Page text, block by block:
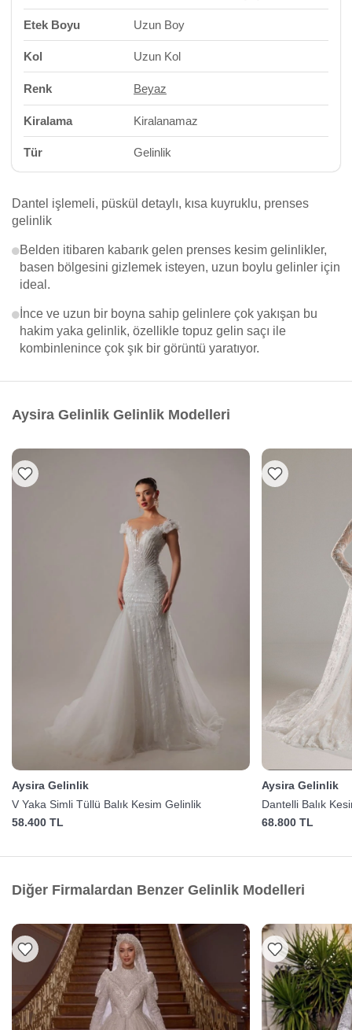
Etek Boyu Uzun Boy
Kol Uzun Kol
Renk Beyaz
Kiralama Kiralanamaz
Tür Gelinlik
Dantel işlemeli, püskül detaylı, kısa kuyruklu, prenses
gelinlik
Belden itibaren kabarık gelen prenses kesim gelinlikler,
basen bölgesini gizlemek isteyen, uzun boylu gelinler için
ideal.
İnce ve uzun bir boyna sahip gelinlere çok yakışan bu
hakim yaka gelinlik, özellikle topuz gelin saçı ile
kombinlenince çok şık bir görüntü yaratıyor.
Aysira Gelinlik Gelinlik Modelleri
Aysira Gelinlik
V Yaka Simli Tüllü Balık Kesim Gelinlik
58.400 TL
Aysira Gelinlik
Dantelli Balık
68.800 TL
Diğer Firmalardan Benzer Gelinlik Modelleri